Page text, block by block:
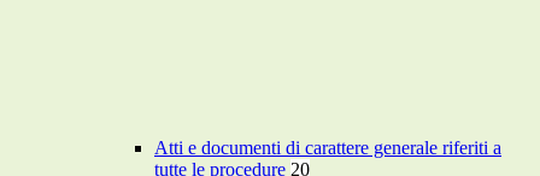
Atti e documenti di carattere generale riferiti a
tutte le procedure 20